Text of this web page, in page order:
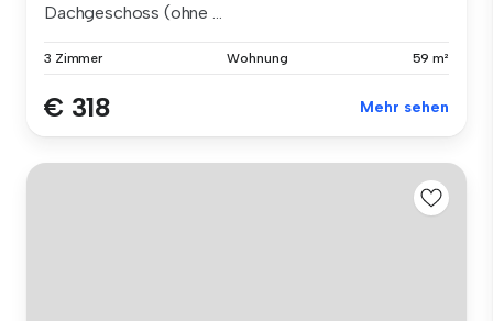
Dachgeschoss (ohne ...
3 Zimmer Wohnung 59 m²
€ 318 Mehr sehen